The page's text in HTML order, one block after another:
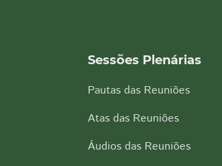
Sessões Plenárias
Pautas das Reuniões
Atas das Reuniões
Áudios das Reuniões